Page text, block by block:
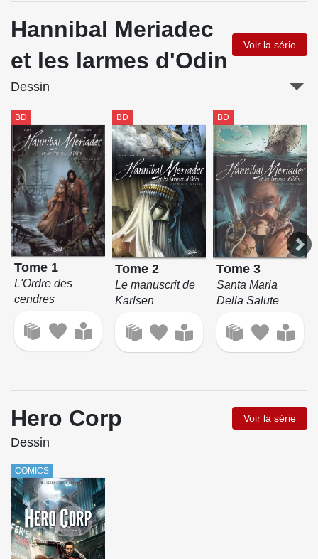
Hannibal Meriadec
et les larmes d'Odin
Voir la série
Dessin
BD
Tome 1
L'Ordre des
cendres
BD
Tome 2
Le manuscrit de
Karlsen
BD
Tome 3
Santa Maria
Della Salute
Hero Corp Voir la série
Dessin
COMICS